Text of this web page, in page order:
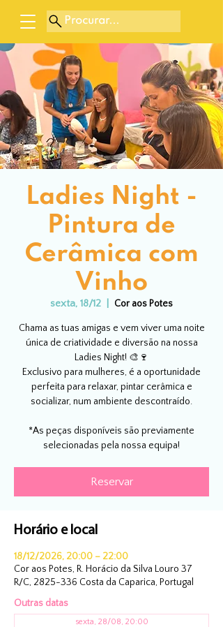
Procurar...
Ladies Night -
Pintura de
Cerâmica com
Vinho
sexta, 18/12 Cor aos Potes
Chama as tuas amigas e vem viver uma noite
única de criatividade e diversão na nossa
Ladies Night! 🎨🍷
Exclusivo para mulheres, é a oportunidade
perfeita para relaxar, pintar cerâmica e
socializar, num ambiente descontraído.
*As peças disponíveis são previamente
selecionadas pela nossa equipa!
Reservar
Horário e local
18/12/2026, 20:00 – 22:00
Cor aos Potes, R. Horácio da Silva Louro 37
R/C, 2825-336 Costa da Caparica, Portugal
Outras datas
sexta, 28/08, 20:00